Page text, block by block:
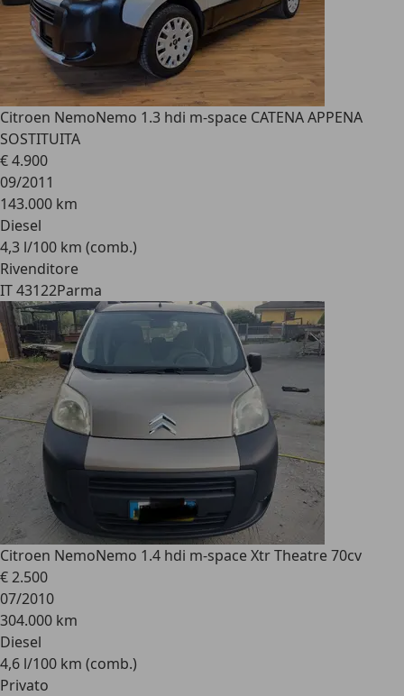
Citroen NemoNemo 1.3 hdi m-space CATENA APPENA
SOSTITUITA
€ 4.900
09/2011
143.000 km
Diesel
4,3 l/100 km (comb.)
Rivenditore
IT 43122Parma
Citroen NemoNemo 1.4 hdi m-space Xtr Theatre 70cv
€ 2.500
07/2010
304.000 km
Diesel
4,6 l/100 km (comb.)
Privato